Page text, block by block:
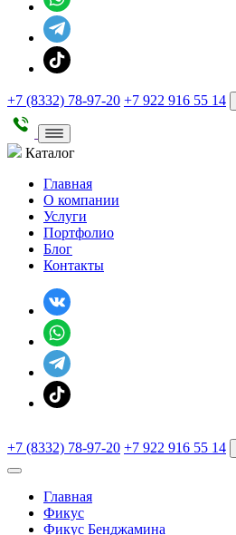
+7 (8332) 78-97-20 +7 922 916 55 14
Каталог
Главная
О компании
Услуги
Портфолио
Блог
Контакты
+7 (8332) 78-97-20 +7 922 916 55 14
Главная
Фикус
Фикус Бенджамина